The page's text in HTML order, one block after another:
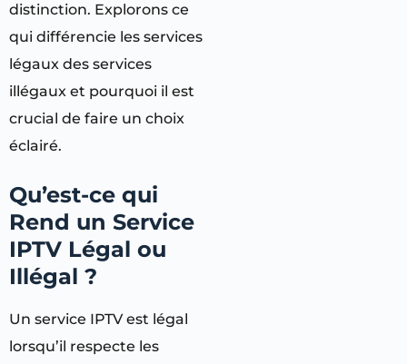
distinction. Explorons ce
qui différencie les services
légaux des services
illégaux et pourquoi il est
crucial de faire un choix
éclairé.
Qu’est-ce qui
Rend un Service
IPTV Légal ou
Illégal ?
Un service IPTV est légal
lorsqu’il respecte les